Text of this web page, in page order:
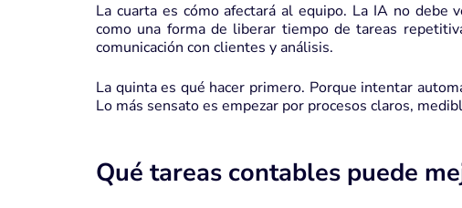
La cuarta es cómo afectará al equipo. La IA no debe
como una forma de liberar tiempo de tareas
comunicación con clientes y análisis.
La quinta es qué hacer primero. Porque intentar
Lo más sensato es empezar por procesos claros,
Qué tareas contables puede